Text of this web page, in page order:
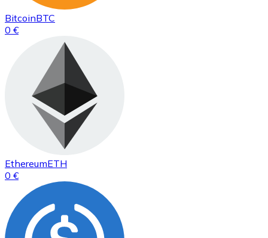
BitcoinBTC
0 €
EthereumETH
0 €